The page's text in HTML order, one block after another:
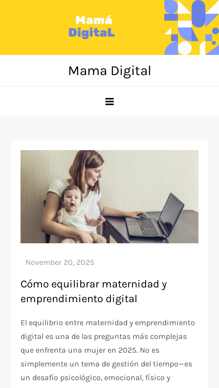
Mama Digital
Cómo equilibrar maternidad y
emprendimiento digital
El equilibrio entre maternidad y emprendimiento
digital es una de las preguntas más complejas
que enfrenta una mujer en 2025. No es
simplemente un tema de gestión del tiempo—es
un desafío psicológico, emocional, físico y